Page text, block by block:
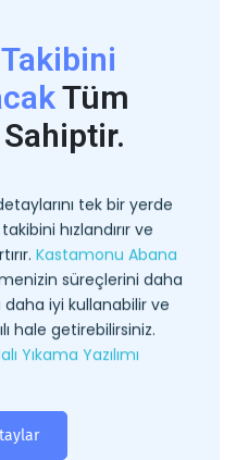
Tüm
tek bir yerde
hızlandırır ve
Kastamonu Abana
süreçlerini daha
daha iyi kullanabilir ve
hale getirebilirsiniz.
Yıkama Yazılımı